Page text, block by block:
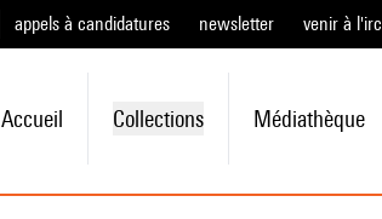
appels à candidatures newsletter venir à
Accueil Collections Médiathèque